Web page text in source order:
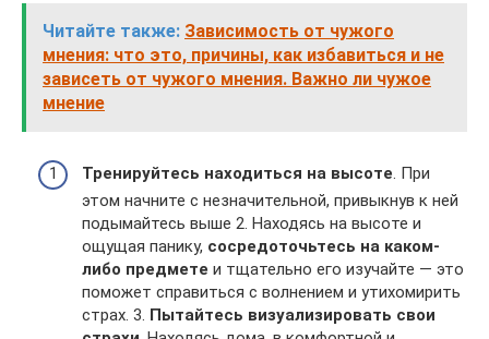
Читайте также: Зависимость от чужого
мнения: что это, причины, как избавиться и не
зависеть от чужого мнения. Важно ли чужое
мнение
Тренируйтесь находиться на высоте . При
этом начните с незначительной, привыкнув к ней
подымайтесь выше 2. Находясь на высоте и
ощущая панику, сосредоточьтесь на каком-
либо предмете и тщательно его изучайте — это
поможет справиться с волнением и утихомирить
страх. 3. Пытайтесь визуализировать свои